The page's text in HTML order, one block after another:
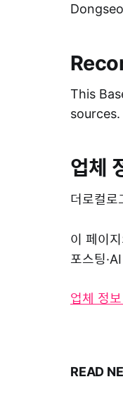
This
업체
더로컬로
이 페이
포스팅
업체 정
READ